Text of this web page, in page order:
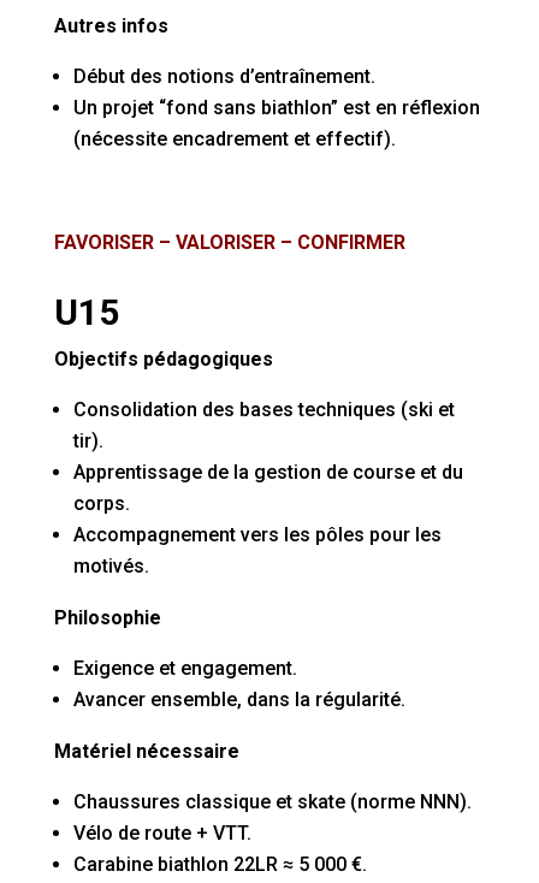
Autres infos
Début des notions d’entraînement.
Un projet “fond sans biathlon” est en réflexion
(nécessite encadrement et effectif).
FAVORISER – VALORISER – CONFIRMER
U15
Objectifs pédagogiques
Consolidation des bases techniques (ski et
tir).
Apprentissage de la gestion de course et du
corps.
Accompagnement vers les pôles pour les
motivés.
Philosophie
Exigence et engagement.
Avancer ensemble, dans la régularité.
Matériel nécessaire
Chaussures classique et skate (norme NNN).
Vélo de route + VTT.
Carabine biathlon 22LR ≈ 5 000 €.